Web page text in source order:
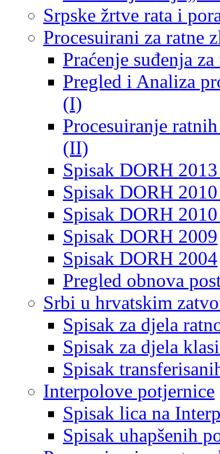
Srpske žrtve rata i
Procesuirani za ratne
Praćenje suđenja
Pregled i Analiza
(I)
Procesuiranje
(II)
Spisak DORH
Spisak DORH
Spisak DORH
Spisak DORH 2009
Spisak DORH 2004
Pregled obnova
Srbi u hrvatskim
Spisak za djela
Spisak za djela
Spisak
Interpolove potjernice
Spisak lica na
Spisak uhapšenih